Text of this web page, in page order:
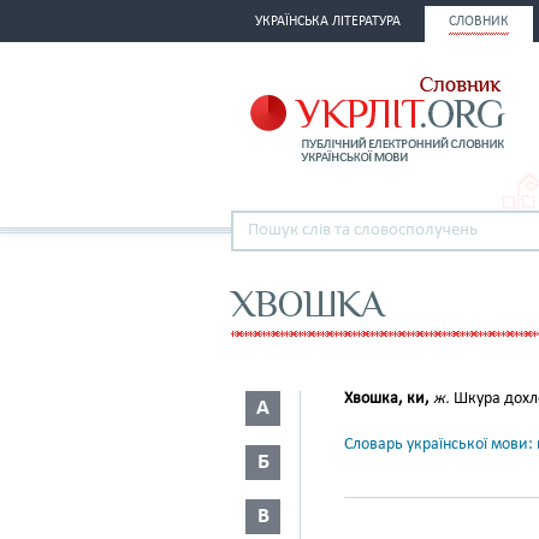
УКРАЇНСЬКА ЛІТЕРАТУРА СЛОВНИК
ХВОШКА
А
Б
В
Хвошка, ки, ж. Шкура
Словарь української